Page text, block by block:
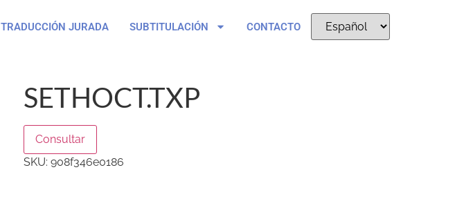
TRADUCCIÓN JURADA SUBTITULACIÓN CONTACTO
SETHOCT.TXP
Consultar
SKU: 908f346e0186